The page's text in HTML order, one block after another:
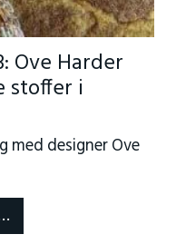
Ove Harder
stoffer i
med designer Ove